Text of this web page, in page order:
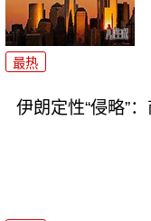
最热
伊朗定性“侵略”